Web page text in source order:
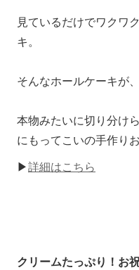
見ているだけでワクワ
キ。
そんなホールケーキが
本物みたいに切り分け
にもってこいの手作りお
▶詳細はこちら
クリームたっぷり！お